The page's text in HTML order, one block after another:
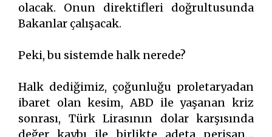
olacak. Onun direktifleri doğrultusunda
Bakanlar çalışacak.
Peki, bu sistemde halk nerede?
Halk dediğimiz, çoğunluğu proletaryadan
ibaret olan kesim, ABD ile yaşanan kriz
sonrası, Türk Lirasının dolar karşısında